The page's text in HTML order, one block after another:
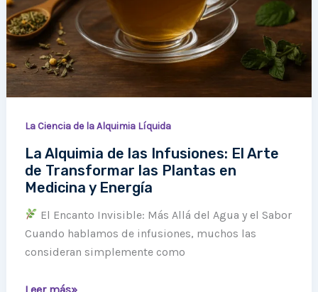
La Ciencia de la Alquimia Líquida
La Alquimia de las Infusiones: El Arte
de Transformar las Plantas en
Medicina y Energía
El Encanto Invisible: Más Allá del Agua y el Sabor
Cuando hablamos de infusiones, muchos las
consideran simplemente como
Arte
de
Transformar
las
Plantas
Medicina
Energía